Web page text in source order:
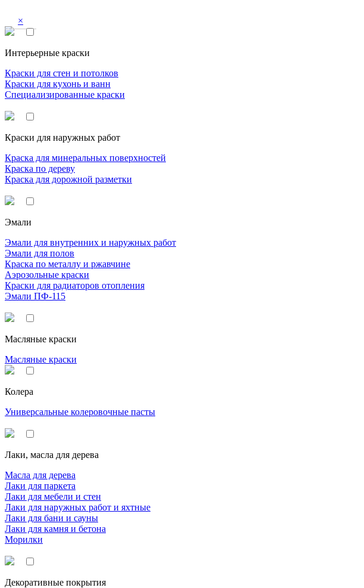
×
Интерьерные краски
Краски для стен и потолков
Краски для кухонь и ванн
Специализированные краски
Краски для наружных работ
Краска для минеральных поверхностей
Краска по дереву
Краска для дорожной разметки
Эмали
Эмали для внутренних и наружных работ
Эмали для полов
Краска по металлу и ржавчине
Аэрозольные краски
Краски для радиаторов отопления
Эмали ПФ-115
Масляные краски
Масляные краски
Колера
Универсальные колеровочные пасты
Лаки, масла для дерева
Масла для дерева
Лаки для паркета
Лаки для мебели и стен
Лаки для наружных работ и яхтные
Лаки для бани и сауны
Лаки для камня и бетона
Морилки
Декоративные покрытия